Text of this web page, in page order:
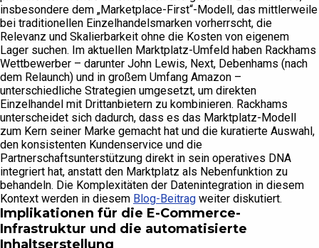
insbesondere dem „Marketplace-First“-Modell, das mittlerweile
bei traditionellen Einzelhandelsmarken vorherrscht, die
Relevanz und Skalierbarkeit ohne die Kosten von eigenem
Lager suchen. Im aktuellen Marktplatz-Umfeld haben Rackhams
Wettbewerber – darunter John Lewis, Next, Debenhams (nach
dem Relaunch) und in großem Umfang Amazon –
unterschiedliche Strategien umgesetzt, um direkten
Einzelhandel mit Drittanbietern zu kombinieren. Rackhams
unterscheidet sich dadurch, dass es das Marktplatz-Modell
zum Kern seiner Marke gemacht hat und die kuratierte Auswahl,
den konsistenten Kundenservice und die
Partnerschaftsunterstützung direkt in sein operatives DNA
integriert hat, anstatt den Marktplatz als Nebenfunktion zu
behandeln. Die Komplexitäten der Datenintegration in diesem
Kontext werden in diesem Blog-Beitrag weiter diskutiert.
Implikationen für die E-Commerce-
Infrastruktur und die automatisierte
Inhaltserstellung